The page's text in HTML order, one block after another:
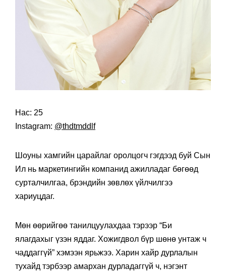
Нас: 25
Instagram: @thdtmddlf
Шоуны хамгийн царайлаг оролцогч гэгдээд буй Сын
Ил нь маркетингийн компанид ажилладаг бөгөөд
сурталчилгаа, брэндийн зөвлөх үйлчилгээ
хариуцдаг.
Мөн өөрийгөө танилцуулахдаа тэрээр “Би
ялагдахыг үзэн яддаг. Хожигдвол бүр шөнө унтаж ч
чаддаггүй” хэмээн ярьжээ. Харин хайр дурлалын
тухайд тэрбээр амархан дурладаггүй ч, нэгэнт